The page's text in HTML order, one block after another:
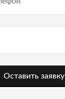
Оставить заявку